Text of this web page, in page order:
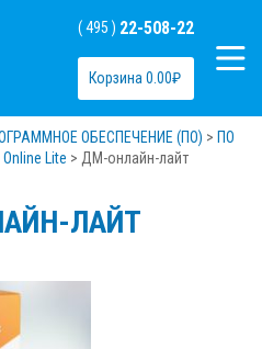
( 495 ) 22-508-22
Корзина 0.00₽
ОБЕСПЕЧЕНИЕ (ПО) > ПО
Lite > ДМ-онлайн-лайт
ЛАЙТ